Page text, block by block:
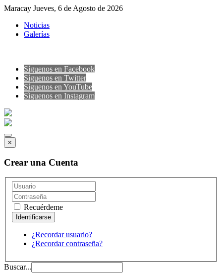
Maracay Jueves, 6 de Agosto de 2026
Noticias
Galerías
Síguenos en Facebook
Síguenos en Twitter
Síguenos en YouTube
Sìguenos en Instagram
×
Crear una Cuenta
Recuérdeme
¿Recordar usuario?
¿Recordar contraseña?
Buscar...